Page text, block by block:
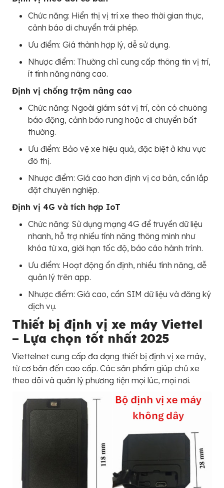
Chức năng: Hiển thị vị trí xe theo thời gian thực,
cảnh báo di chuyển trái phép.
Ưu điểm: Giá thành hợp lý, dễ sử dụng.
Nhược điểm: Thường chỉ cung cấp thông tin vị trí,
ít tính năng nâng cao.
Định vị chống trộm nâng cao
Chức năng: Ngoài giám sát vị trí, còn có chuông
báo động, cảnh báo rung hoặc di chuyển bất
thường.
Ưu điểm: Bảo vệ xe hiệu quả, đặc biệt ở khu vực
đô thị.
Nhược điểm: Giá cao hơn định vị cơ bản, cần lắp
đặt chuyên nghiệp.
Định vị 4G và tích hợp IoT
Chức năng: Sử dụng mạng 4G để truyền dữ liệu
nhanh, hỗ trợ nhiều tính năng thông minh như
khóa từ xa, giới hạn tốc độ, báo cáo hành trình.
Ưu điểm: Hoạt động ổn định, nhiều tính năng, dễ
quản lý trên app.
Nhược điểm: Giá cao, cần SIM dữ liệu và đăng ký
dịch vụ.
Thiết bị định vị xe máy Viettel
– Lựa chọn tốt nhất 2025
Viettelnet cung cấp đa dạng thiết bị định vị xe máy,
từ cơ bản đến cao cấp. Các sản phẩm giúp chủ xe
theo dõi và quản lý phương tiện mọi lúc, mọi nơi.